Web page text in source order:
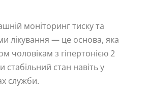
моніторинг тиску та
лікування — це основа, яка
чоловікам з гіпертонією 2
стабільний стан навіть у
служби.